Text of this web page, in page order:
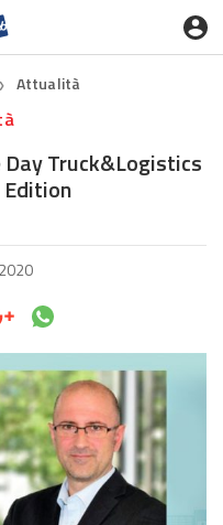
❯ Attualità
Day Truck&Logistics